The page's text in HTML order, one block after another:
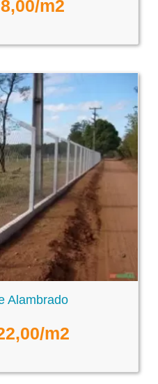
8,00/m2
Alambrado
/m2